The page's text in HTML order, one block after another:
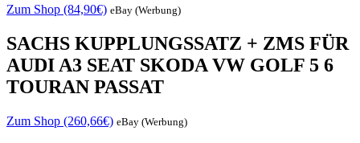
Zum Shop (84,90€) eBay (Werbung)
SACHS KUPPLUNGSSATZ + ZMS FÜR
AUDI A3 SEAT SKODA VW GOLF 5 6
TOURAN PASSAT
Zum Shop (260,66€) eBay (Werbung)